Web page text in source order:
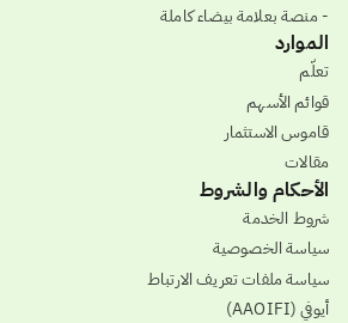
- منصة بعلامة بيضاء كاملة
الموارد
تعلّم
قوائم الأسهم
قاموس الاستثمار
مقالات
الأحكام والشروط
شروط الخدمة
سياسة الخصوصية
سياسة ملفات تعريف الارتباط
أيوفي (AAOIFI)